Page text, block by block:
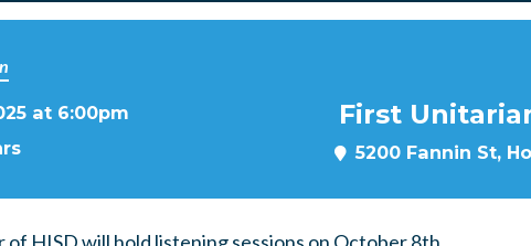
at 6:00pm
First
5200 Fannin St,